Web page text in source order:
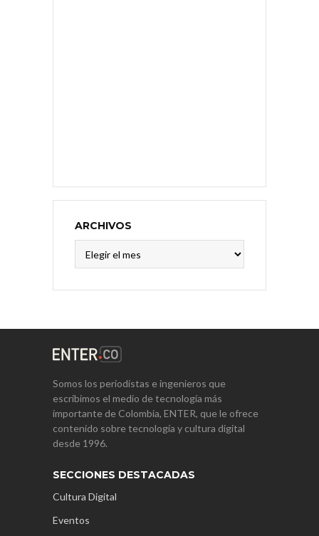
ARCHIVOS
Somos los periodistas e ingenieros que
escribimos el medio de tecnología más
importante de Colombia, ENTER, que le ofrece
contenido sobre tecnología y cultura digital
desde 1996.
SECCIONES DESTACADAS
Cultura Digital
Eventos